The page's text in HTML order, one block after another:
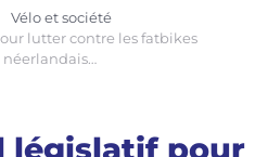
Vélo et société
lutter contre les fatbikes
législatif pour